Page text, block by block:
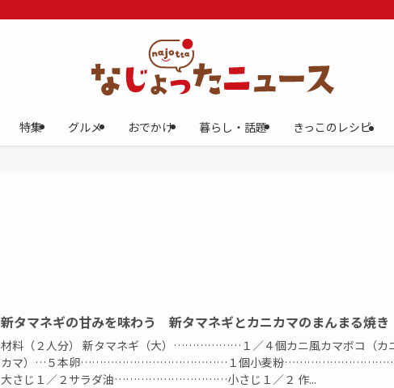
特集 グルメ おでかけ 暮らし・話題 きっこのレシピ
新タマネギの甘みを味わう 新タマネギとカニカマのまんまる焼き
材料（２人分） 新タマネギ（大）………………１／４個カニ風カマボコ（カ
カマ）…５本卵…………………………………１個小麦粉
大さじ１／２サラダ油…………………………小さじ１／２ 作...